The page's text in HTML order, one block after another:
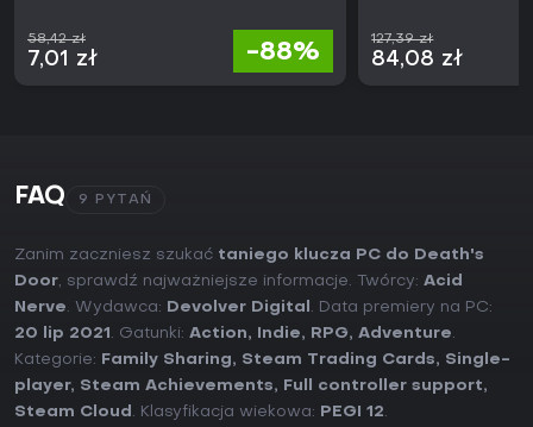
58,42 zł
7,01 zł -88%
127,39 zł
84,08 zł
FAQ 9 PYTAŃ
Zanim zaczniesz szukać taniego klucza PC do Death's
Door, sprawdź najważniejsze informacje. Twórcy: Acid
Nerve. Wydawca: Devolver Digital . Data premiery na PC:
20 lip 2021 . Gatunki: Action, Indie, RPG, Adventure.
Kategorie:
Family Sharing, Steam Trading Cards, Single-
player, Steam Achievements, Full controller support,
Steam Cloud . Klasyfikacja wiekowa: PEGI 12.